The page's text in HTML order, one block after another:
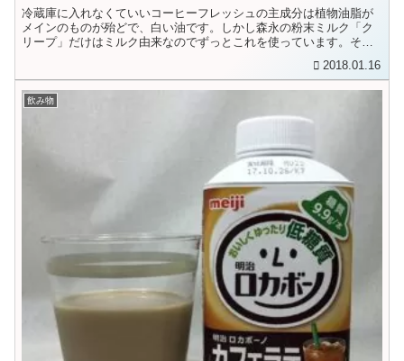
冷蔵庫に入れなくていいコーヒーフレッシュの主成分は植物油脂が
メインのものが殆どで、白い油です。しかし森永の粉末ミルク「ク
リープ」だけはミルク由来なのでずっとこれを使っています。それ
2018.01.16
飲み物